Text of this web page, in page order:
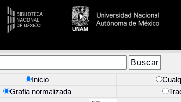
Inicio
Grafía normalizada